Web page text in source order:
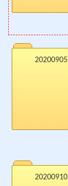
20200905
20200910